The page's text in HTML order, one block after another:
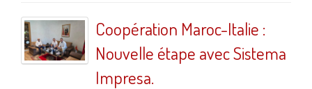
Coopération Maroc-Italie :
Nouvelle étape avec Sistema
Impresa.